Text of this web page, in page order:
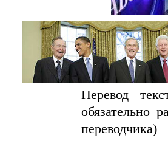
Перевод
обязательно
переводчика)